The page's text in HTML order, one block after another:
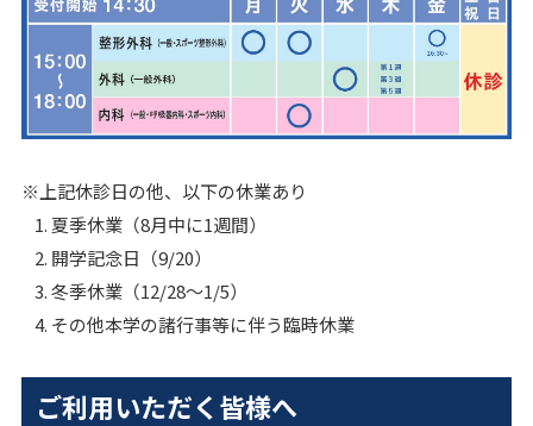
※上記休診日の他、以下の休業あり
夏季休業（8月中に1週間）
開学記念日（9/20）
冬季休業（12/28～1/5）
その他本学の諸行事等に伴う臨時休業
ご利用いただく皆様へ